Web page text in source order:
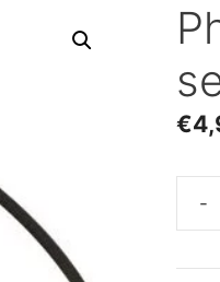
€
-